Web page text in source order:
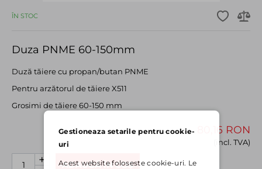
ÎN STOC
Duza PNME 60-150mm
Duză tăiere cu propan/butan PNME
Pentru arzătorul de tăiere X511
Grosimi de tăiere 60-150 mm
80,16 RON
(incl. TVA)
ADAUGĂ ÎN COȘ
+
Gestioneaza setarile pentru cookie-
uri
Acest website foloseste cookie-uri. Le